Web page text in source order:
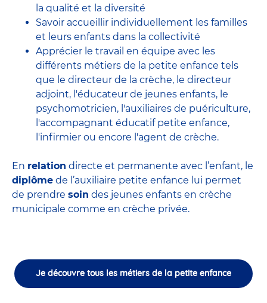
la qualité et la diversité
Savoir accueillir individuellement les familles
et leurs enfants dans la collectivité
Apprécier le travail en équipe avec les
différents métiers de la petite enfance tels
que le directeur de la crèche, le directeur
adjoint, l'éducateur de jeunes enfants, le
psychomotricien, l'auxiliaires de puériculture,
l'accompagnant éducatif petite enfance,
l'infirmier ou encore l'agent de crèche.
En relation directe et permanente avec l’enfant, le
diplôme de l’auxiliaire petite enfance lui permet
de prendre soin des jeunes enfants en crèche
municipale comme en crèche privée.
Je découvre tous les métiers de la petite enfance